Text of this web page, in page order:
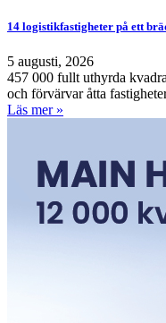
14 logistikfastigheter på ett
5 augusti, 2026
457 000 fullt uthyrda
och förvärvar åtta
Läs mer »